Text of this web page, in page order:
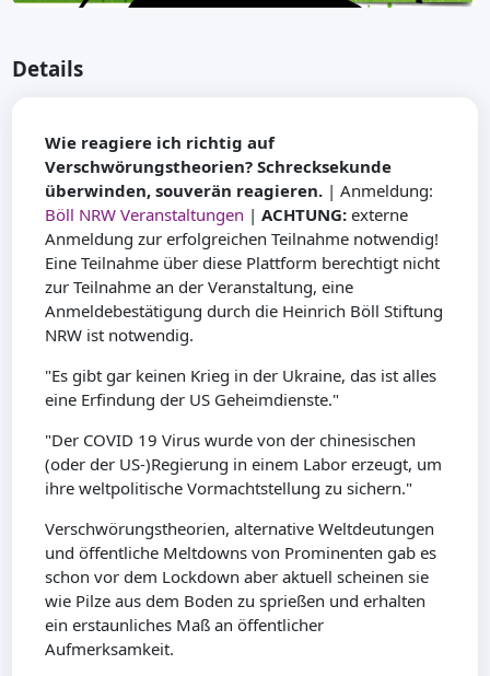
Details
Wie reagiere ich richtig auf
Verschwörungstheorien? Schrecksekunde
überwinden, souverän reagieren. | Anmeldung:
Böll NRW Veranstaltungen |ACHTUNG: externe
Anmeldung zur erfolgreichen Teilnahme notwendig!
Eine Teilnahme über diese Plattform berechtigt nicht
zur Teilnahme an der Veranstaltung, eine
Anmeldebestätigung durch die Heinrich Böll Stiftung
NRW ist notwendig.
"Es gibt gar keinen Krieg in der Ukraine, das ist alles
eine Erfindung der US Geheimdienste."
"Der COVID 19 Virus wurde von der chinesischen
(oder der US-)Regierung in einem Labor erzeugt, um
ihre weltpolitische Vormachtstellung zu sichern."
Verschwörungstheorien, alternative Weltdeutungen
und öffentliche Meltdowns von Prominenten gab es
schon vor dem Lockdown aber aktuell scheinen sie
wie Pilze aus dem Boden zu sprießen und erhalten
ein erstaunliches Maß an öffentlicher
Aufmerksamkeit.